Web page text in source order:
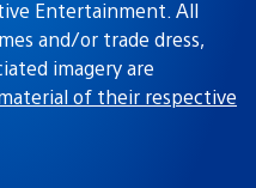
Entertainment. All
and/or trade dress,
imagery are
of their respective